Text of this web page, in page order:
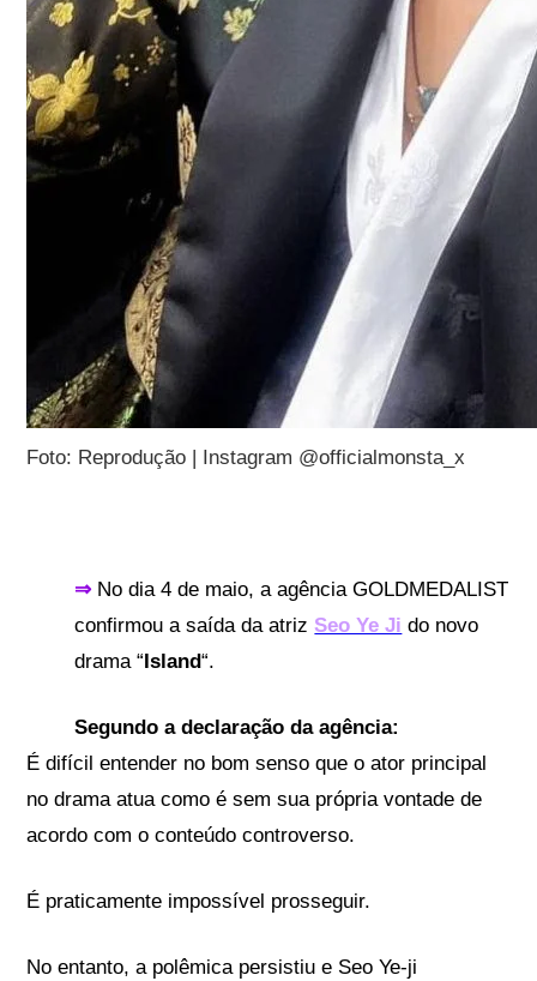
Foto: Reprodução | Instagram @officialmonsta_x
⇒ No dia 4 de maio, a agência GOLDMEDALIST
confirmou a saída da atrizSeo Ye Ji do novo
drama “ Island“.
Segundo a declaração da agência:
É difícil entender no bom senso que o ator principal
no drama atua como é sem sua própria vontade de
acordo com o conteúdo controverso.
É praticamente impossível prosseguir.
No entanto, a polêmica persistiu e Seo Ye-ji